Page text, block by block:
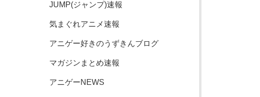
JUMP(ジャンプ)速報
気まぐれアニメ速報
アニゲー好きのうずきんブログ
マガジンまとめ速報
アニゲーNEWS